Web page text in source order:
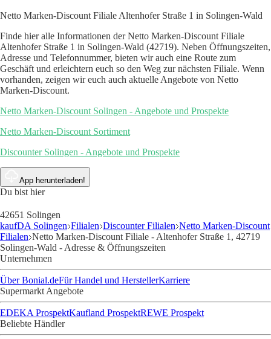
Netto Marken-Discount Filiale Altenhofer Straße 1 in Solingen-Wald
Finde hier alle Informationen der Netto Marken-Discount Filiale
Altenhofer Straße 1 in Solingen-Wald (42719). Neben Öffnungszeiten,
Adresse und Telefonnummer, bieten wir auch eine Route zum
Geschäft und erleichtern euch so den Weg zur nächsten Filiale. Wenn
vorhanden, zeigen wir euch auch aktuelle Angebote von Netto
Marken-Discount.
Netto Marken-Discount Solingen - Angebote und Prospekte
Netto Marken-Discount Sortiment
Discounter Solingen - Angebote und Prospekte
App herunterladen!
Du bist hier
42651 Solingen
kaufDA Solingen Filialen Discounter Filialen Netto Marken-Discount
Filialen Netto Marken-Discount Filiale - Altenhofer Straße 1, 42719
Solingen-Wald - Adresse & Öffnungszeiten
Unternehmen
Über Bonial.deFür Handel und HerstellerKarriere
Supermarkt Angebote
EDEKA ProspektKaufland ProspektREWE Prospekt
Beliebte Händler